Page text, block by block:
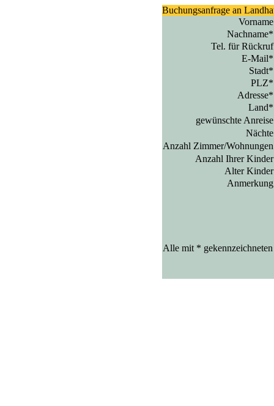
Buchungsanfrage an
Tel. für
E-
gewünschte
Anzahl Zimmer/
Anzahl Ihrer
Alter
Alle mit *